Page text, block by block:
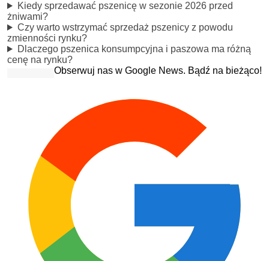
Kiedy sprzedawać pszenicę w sezonie 2026 przed
żniwami?
Czy warto wstrzymać sprzedaż pszenicy z powodu
zmienności rynku?
Dlaczego pszenica konsumpcyjna i paszowa ma różną
cenę na rynku?
Obserwuj nas w Google News. Bądź na bieżąco!